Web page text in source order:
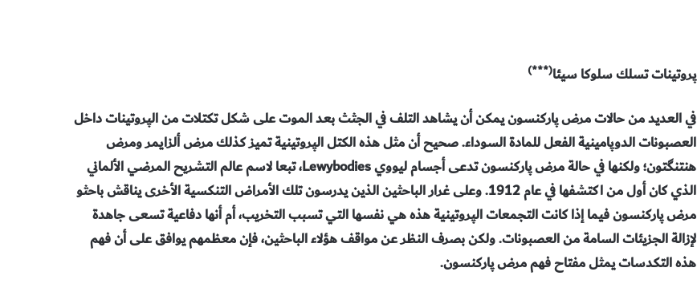
پروتينات تسلك سلوكا سيئا(***)
في العديد من حالات مرض پاركنسون يمكن أن يشاهد التلف في الجثث بعد الموت على شكل تكتلات من الپروتينات داخل
العصبونات الدوپامينية الفعل للمادة السوداء. صحيح أن مثل هذه الكتل الپروتينية تميز كذلك مرض ألزايمر ومرض
هنتنگتون؛ ولكنها في حالة مرض پاركنسون تدعى أجسام ليووي Lewybodies، تبعا لاسم عالم التشريح المرضي الألماني
الذي كان أول من اكتشفها في عام 1912. وعلى غرار الباحثين الذين يدرسون تلك الأمراض التنكسية الأخرى يناقش باحثو
مرض پاركنسون فيما إذا كانت التجمعات الپروتينية هذه هي نفسها التي تسبب التخريب، أم أنها دفاعية تسعى جاهدة
لإزالة الجزيئات السامة من العصبونات. ولكن بصرف النظر عن مواقف هؤلاء الباحثين، فإن معظمهم يوافق على أن فهم
هذه التكدسات يمثل مفتاح فهم مرض پاركنسون.